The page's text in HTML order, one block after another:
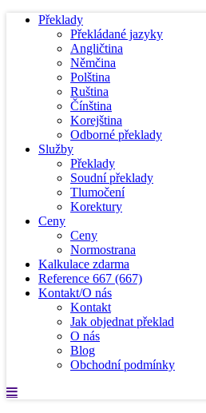
Překlady
Překládané jazyky
Angličtina
Němčina
Polština
Ruština
Čínština
Korejština
Odborné překlady
Služby
Překlady
Soudní překlady
Tlumočení
Korektury
Ceny
Ceny
Normostrana
Kalkulace zdarma
Reference 667 (667)
Kontakt/O nás
Kontakt
Jak objednat překlad
O nás
Blog
Obchodní podmínky